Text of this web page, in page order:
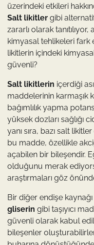
üzerindeki etkileri
Salt likitler gibi
zararlı olarak
kimyasal tehlikeleri fark
likitlerin içindeki
güvenli?
Salt likitlerin içerdiği
maddelerinin karmaşık
bağımlılık yapma
yüksek dozları sağlığı
yanı sıra, bazı salt likitler
bu madde, özellikle
açabilen bir bileşendir.
olduğunu merak
araştırmaları göz
Bir diğer endişe
gliserin gibi taşıyıcı
güvenli olarak kabul
bileşenler